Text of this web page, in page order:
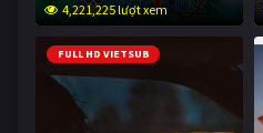
4,221,225 lượt xem
FULL HD VIETSUB